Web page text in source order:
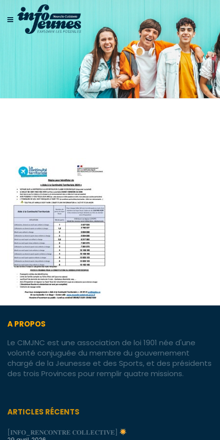
A PROPOS
Le CIMJNC est une association de loi 1901 née d'une
volonté conjuguée du membre du gouvernement
chargé de la Jeunesse et des Sports, et des présidents
des trois Provinces pour remplir quatre missions.
ARTICLES RÉCENTS
[𝐈𝐍𝐅𝐎_𝐑𝐄𝐍𝐂𝐎𝐍𝐓𝐑𝐄 𝐂𝐎𝐋𝐋𝐄𝐂𝐓𝐈𝐕𝐄]